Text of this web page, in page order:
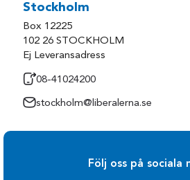
Stockholm
Box 12225
102 26 STOCKHOLM
Ej Leveransadress
08-41024200
stockholm@liberalerna.se
Följ oss på sociala